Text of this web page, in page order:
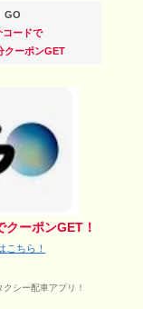
GO
コードで
クーポンGET
クーポンGET！
こちら！
シー配車アプリ！